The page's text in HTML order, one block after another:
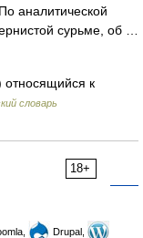
аналитической
сурьме, об …
относящийся к
словарь
18+
Drupal,